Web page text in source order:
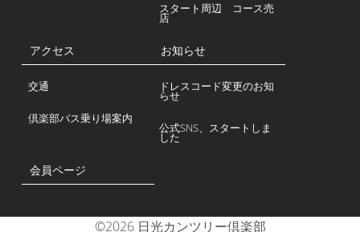
スタート周辺 コース売
店
アクセス
交通
倶楽部バス乗り場案内
お知らせ
ドレスコード変更のお知
らせ
公式SNS、スタートしま
した
会員ページ
©2026 日光カンツリー倶楽部